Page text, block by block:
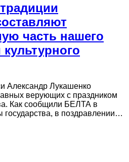
часть нашего
Александр Лукашенко
верующих с праздником
Как сообщили БЕЛТА в
государства, в поздравлении…